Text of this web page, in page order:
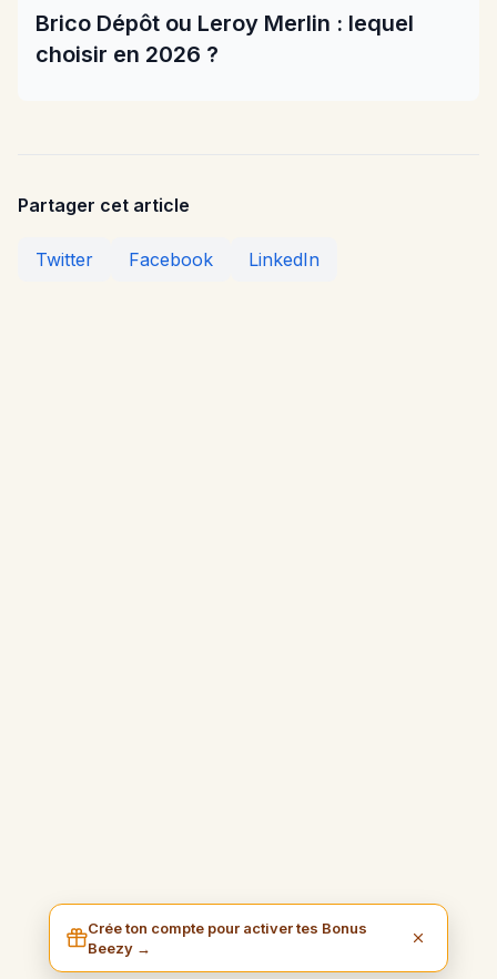
Brico Dépôt ou Leroy Merlin : lequel
choisir en 2026 ?
Partager cet article
Twitter Facebook LinkedIn
Crée ton compte pour activer tes Bonus
Beezy →